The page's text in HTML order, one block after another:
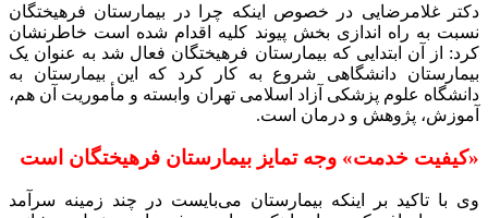
دکتر غلامرضایی در خصوص اینکه چرا در بیمارستان فرهیختگان
نسبت به راه اندازی بخش پیوند کلیه اقدام شده است خاطرنشان
کرد: از آن ابتدایی که بیمارستان فرهیختگان فعال شد به عنوان یک
بیمارستان دانشگاهی شروع به کار کرد که این بیمارستان به
دانشگاه علوم پزشکی آزاد اسلامی تهران وابسته و مأموریت آن هم،
آموزش، پژوهش و درمان است.
«کیفیت خدمت» وجه تمایز بیمارستان فرهیختگان است
وی با تاکید بر اینکه بیمارستان می‌بایست در چند زمینه سرآمد